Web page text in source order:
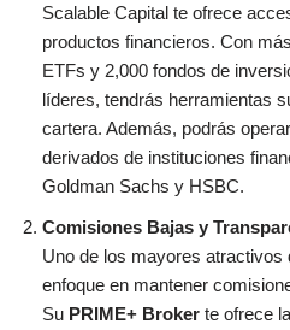
Scalable Capital te ofrece
productos financieros. Con
ETFs y 2,000 fondos de
líderes, tendrás herramientas
cartera. Además, podrás
derivados de instituciones
Goldman Sachs y HSBC.
Comisiones Bajas y
Uno de los mayores atractivos
enfoque en mantener
Su PRIME+ Broker te ofrece